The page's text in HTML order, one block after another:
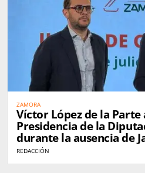
ZAMORA
Víctor López de la
Presidencia de la
durante la ausencia de
REDACCIÓN